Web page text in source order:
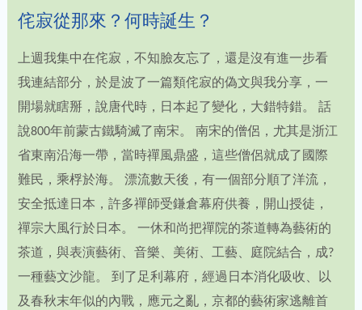
侘寂從那來？何時誕生？
上週我集中在侘寂，不知臉友忘了，還是沒有進一步看
我連結部分，於是波了一篇類侘寂的偽文與我分享，一
開場就瞎掰，說唐代時，日本起了變化，大錯特錯。 話
說800年前蒙古鐵騎滅了南宋。 南宋的僧侶，尤其是浙江
省東南沿海一帶，當時禪風鼎盛，這些僧侶就成了國際
難民，乘桴於海。 漂流數天後，有一個部分順了洋流，
安全抵達日本，許多禪師受鎌倉幕府供養，開山授徒，
禪宗大風行於日本。 一休和尚把禪院的茶道轉為藝術的
茶道，與表演藝術、音樂、美術、工藝、庭院結合，成?
一種藝文沙龍。 到了足利幕府，經過日本消化吸收、以
及春秋末年似的內戰，應元之亂，京都的藝術家逃離首